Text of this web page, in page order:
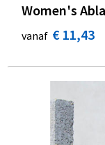
Women's
vanaf € 11,43